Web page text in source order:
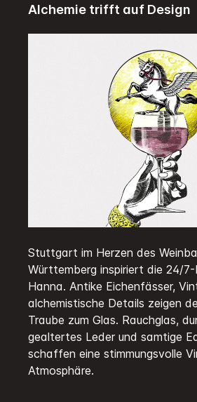
Stuttgart im Herzen des
Württemberg inspiriert die 24/
Hanna. Antike Eichenfässer,
alchemistische Details zeigen
Traube zum Glas. Rauchglas,
gealtertes Leder und samtige
schaffen eine stimmungsvolle
Atmosphäre.